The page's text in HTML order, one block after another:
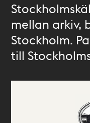
mellan arkiv,
Stockholm.
till